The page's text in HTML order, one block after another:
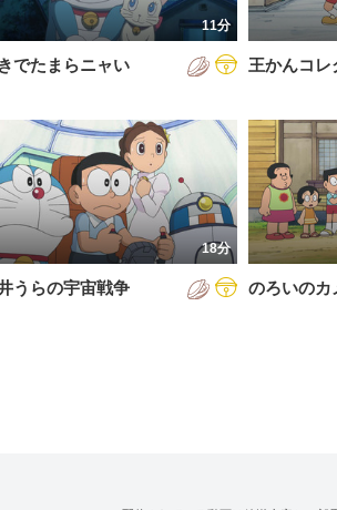
11分
でたまらニャい 王かんコレ
18分
うらの宇宙戦争 のろいのカ